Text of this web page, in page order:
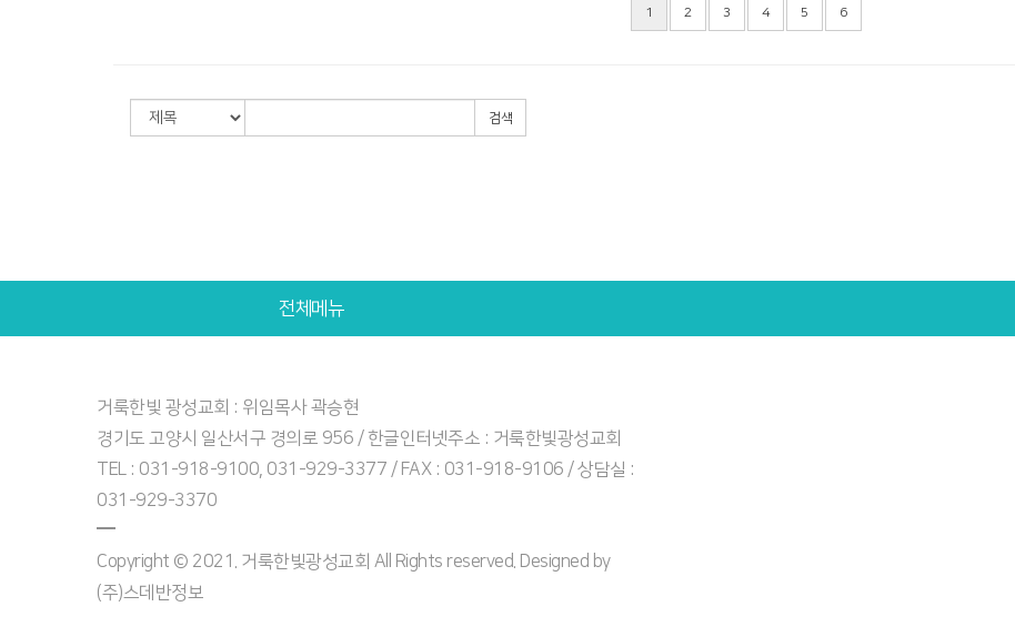
1 2 3 4 5 6
검색
전체메뉴
거룩한빛 광성교회 : 위임목사 곽승현
경기도 고양시 일산서구 경의로 956 / 한글인터넷주소 : 거룩한빛광성교회
TEL : 031-918-9100, 031-929-3377 / FAX : 031-918-9106 / 상담실 :
031-929-3370
Copyright © 2021. 거룩한빛광성교회 All Rights reserved. Designed by
(주)스데반정보